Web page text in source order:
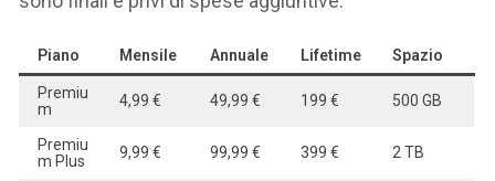
Piano Mensile Annuale Lifetime Spazio
Premiu
m
4,99 € 49,99 € 199 € 500 GB
Premiu
m Plus
9,99 € 99,99 € 399 € 2 TB